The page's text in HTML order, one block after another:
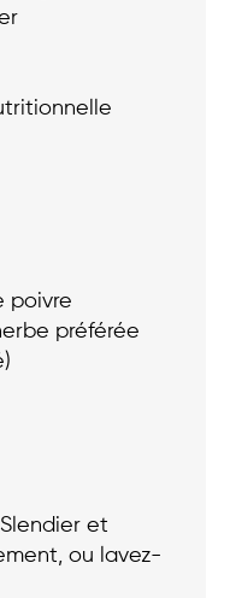
poivre
préférée
et
ou lavez-